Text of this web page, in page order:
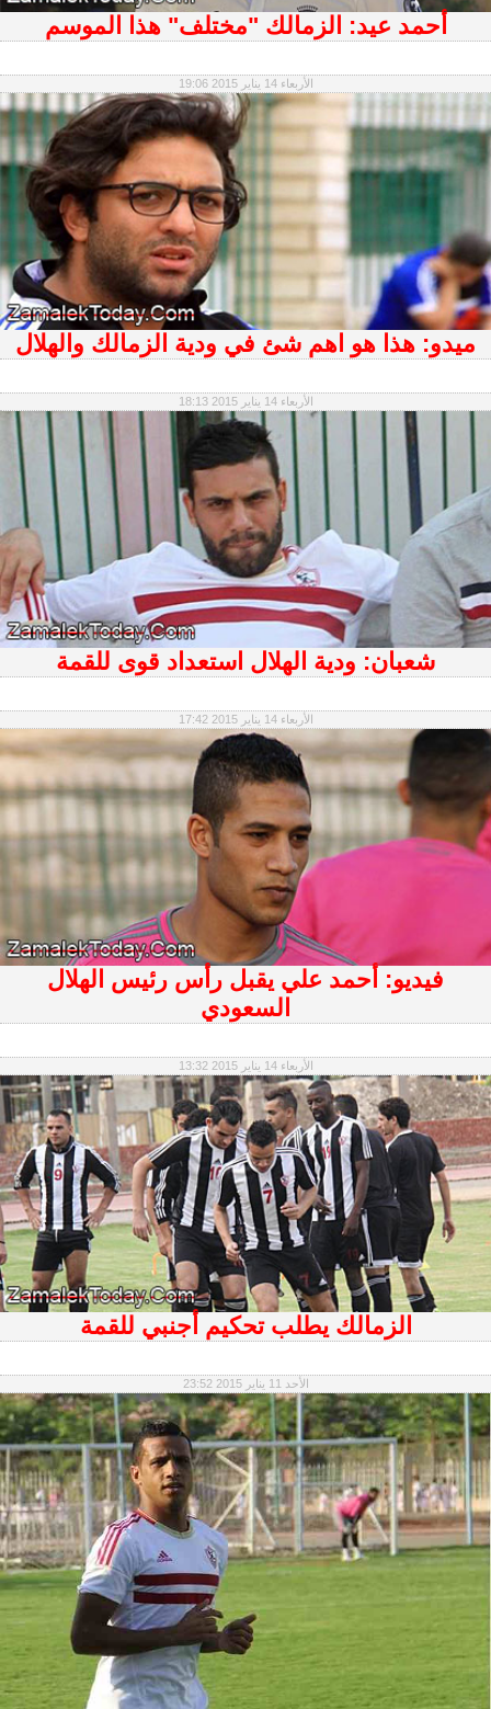
أحمد عيد: الزمالك "مختلف" هذا الموسم
الأربعاء 14 يناير 2015 19:06
ميدو: هذا هو اهم شئ في ودية الزمالك والهلال
الأربعاء 14 يناير 2015 18:13
شعبان: ودية الهلال استعداد قوى للقمة
الأربعاء 14 يناير 2015 17:42
فيديو: أحمد علي يقبل رأس رئيس الهلال
السعودي
الأربعاء 14 يناير 2015 13:32
الزمالك يطلب تحكيم أجنبي للقمة
الأحد 11 يناير 2015 23:52